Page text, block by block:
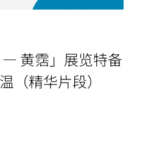
— 黄霑」展览特备
（精华片段）